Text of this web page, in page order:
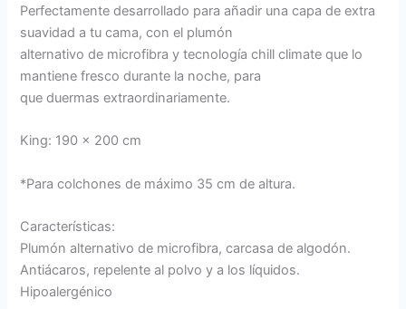
Perfectamente desarrollado para añadir una capa de extra
suavidad a tu cama, con el plumón
alternativo de microfibra y tecnología chill climate que lo
mantiene fresco durante la noche, para
que duermas extraordinariamente.
King: 190 x 200 cm
*Para colchones de máximo 35 cm de altura.
Características:
Plumón alternativo de microfibra, carcasa de algodón.
Antiácaros, repelente al polvo y a los líquidos.
Hipoalergénico